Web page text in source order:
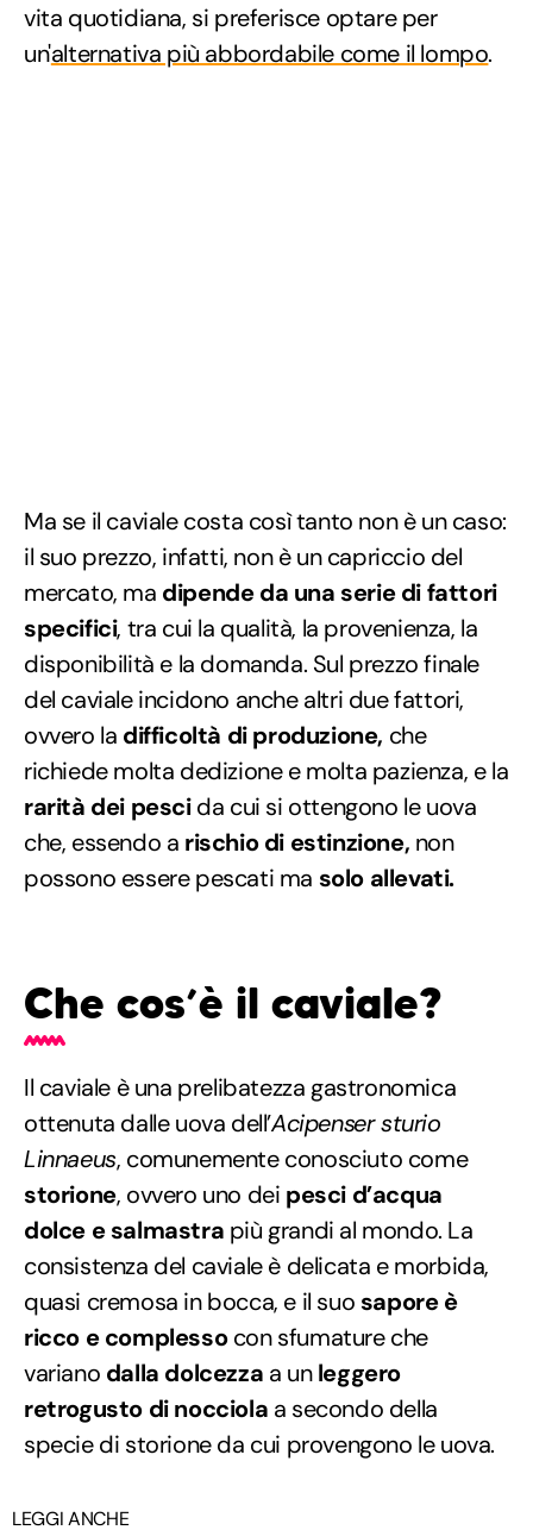
vita quotidiana, si preferisce optare per
un'alternativa più abbordabile come il lompo.
Ma se il caviale costa così tanto non è un caso:
il suo prezzo, infatti, non è un capriccio del
mercato, ma dipende da una serie di fattori
specifici, tra cui la qualità, la provenienza, la
disponibilità e la domanda. Sul prezzo finale
del caviale incidono anche altri due fattori,
ovvero la difficoltà di produzione, che
richiede molta dedizione e molta pazienza, e la
rarità dei pescida cui si ottengono le uova
che, essendo a rischio di estinzione, non
possono essere pescati ma solo allevati.
Che cos’è il caviale?
Il caviale è una prelibatezza gastronomica
ottenuta dalle uova dell’Acipenser sturio
Linnaeus, comunemente conosciuto come
storione, ovvero uno dei pesci d’acqua
dolce e salmastra più grandi al mondo. La
consistenza del caviale è delicata e morbida,
quasi cremosa in bocca, e il suo sapore è
ricco e complessocon sfumature che
variano dalla dolcezza a unleggero
retrogusto di nocciola a secondo della
specie di storione da cui provengono le uova.
LEGGI ANCHE